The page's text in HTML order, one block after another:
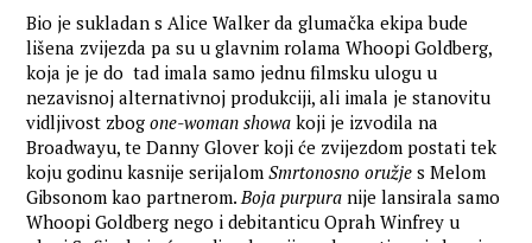
Bio je sukladan s Alice Walker da glumačka ekipa bude
lišena zvijezda pa su u glavnim rolama Whoopi Goldberg,
koja je je do tad imala samo jednu filmsku ulogu u
nezavisnoj alternativnoj produkciji, ali imala je stanovitu
vidljivost zbogone-woman showa koji je izvodila na
Broadwayu, te Danny Glover koji će zvijezdom postati tek
koju godinu kasnije serijalomSmrtonosno oružje s Melom
Gibsonom kao partnerom.Boja purpura nije lansirala samo
Whoopi Goldberg nego i debitanticu Oprah Winfrey u